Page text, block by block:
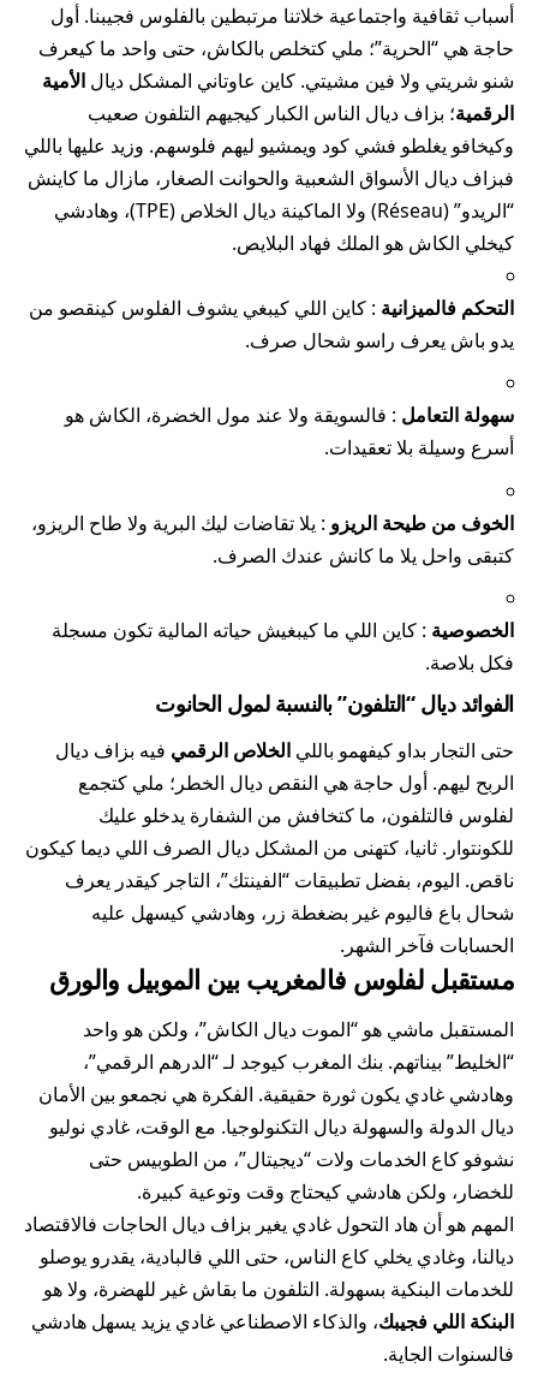
أسباب ثقافية واجتماعية خلاتنا مرتبطين بالفلوس فجيبنا. أول
حاجة هي “الحرية”؛ ملي كتخلص بالكاش، حتى واحد ما كيعرف
شنو شريتي ولا فين مشيتي. كاين عاوتاني المشكل ديال الأمية
الرقمية؛ بزاف ديال الناس الكبار كيجيهم التلفون صعيب
وكيخافو يغلطو فشي كود ويمشيو ليهم فلوسهم. وزيد عليها باللي
فبزاف ديال الأسواق الشعبية والحوانت الصغار، مازال ما كاينش
“الريدو” (Réseau) ولا الماكينة ديال الخلاص (TPE)، وهادشي
كيخلي الكاش هو الملك فهاد البلايص.
التحكم فالميزانية : كاين اللي كيبغي يشوف الفلوس كينقصو من
يدو باش يعرف راسو شحال صرف.
سهولة التعامل : فالسويقة ولا عند مول الخضرة، الكاش هو
أسرع وسيلة بلا تعقيدات.
الخوف من طيحة الريزو : يلا تقاضات ليك البرية ولا طاح الريزو،
كتبقى واحل يلا ما كانش عندك الصرف.
الخصوصية : كاين اللي ما كيبغيش حياته المالية تكون مسجلة
فكل بلاصة.
الفوائد ديال “التلفون” بالنسبة لمول الحانوت
حتى التجار بداو كيفهمو باللي الخلاص الرقمي فيه بزاف ديال
الربح ليهم. أول حاجة هي النقص ديال الخطر؛ ملي كتجمع
لفلوس فالتلفون، ما كتخافش من الشفارة يدخلو عليك
للكونتوار. ثانيا، كتهنى من المشكل ديال الصرف اللي ديما كيكون
ناقص. اليوم، بفضل تطبيقات “الفينتك”، التاجر كيقدر يعرف
شحال باع فاليوم غير بضغطة زر، وهادشي كيسهل عليه
الحسابات فآخر الشهر.
مستقبل لفلوس فالمغريب بين الموبيل والورق
المستقبل ماشي هو “الموت ديال الكاش”، ولكن هو واحد
“الخليط” بيناتهم. بنك المغرب كيوجد لـ “الدرهم الرقمي”،
وهادشي غادي يكون ثورة حقيقية. الفكرة هي نجمعو بين الأمان
ديال الدولة والسهولة ديال التكنولوجيا. مع الوقت، غادي نوليو
نشوفو كاع الخدمات ولات “ديجيتال”، من الطوبيس حتى
للخضار، ولكن هادشي كيحتاج وقت وتوعية كبيرة.
المهم هو أن هاد التحول غادي يغير بزاف ديال الحاجات فالاقتصاد
ديالنا، وغادي يخلي كاع الناس، حتى اللي فالبادية، يقدرو يوصلو
للخدمات البنكية بسهولة. التلفون ما بقاش غير للهضرة، ولا هو
البنكة اللي فجيبك، والذكاء الاصطناعي غادي يزيد يسهل هادشي
فالسنوات الجاية.